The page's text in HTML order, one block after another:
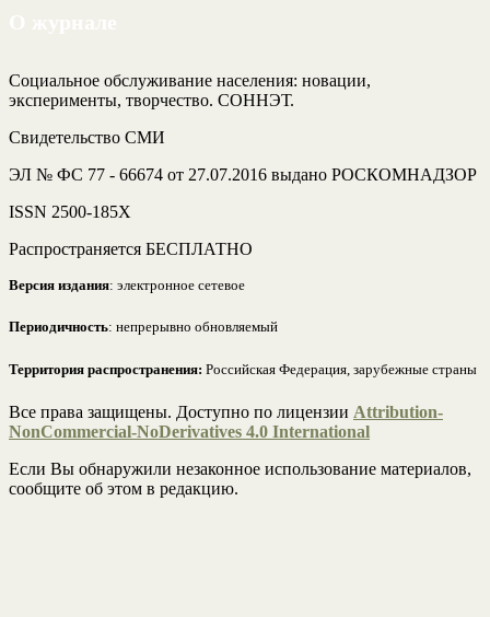
Социальное обслуживание населения: новации,
эксперименты, творчество. СОННЭТ.
Свидетельство СМИ
ЭЛ № ФС 77 - 66674 от 27.07.2016 выдано РОСКОМНАДЗОР
ISSN 2500-185Х
Распространяется БЕСПЛАТНО
Версия издания: электронное сетевое
Периодичность: непрерывно обновляемый
Территория распространения: Российская Федерация, зарубежные страны
Все права защищены. Доступно по лицензии Attribution-
NonCommercial-NoDerivatives 4.0 International
Если Вы обнаружили незаконное использование материалов,
сообщите об этом в редакцию.